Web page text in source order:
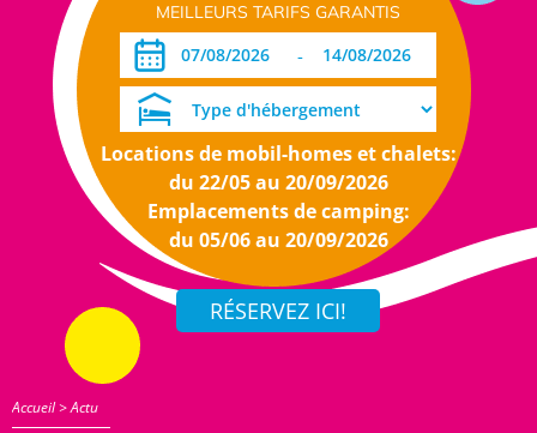
MEILLEURS TARIFS GARANTIS
-
Locations de mobil-homes et chalets:
du 22/05 au 20/09/2026
Emplacements de camping:
du 05/06 au 20/09/2026
Accueil>Actu